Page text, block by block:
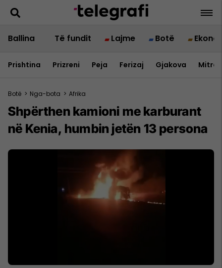
Ballina Të fundit Lajme Botë
Prishtina Prizreni Peja Ferizaj Gjakova
Botë > Nga-bota > Afrika
Shpërthen kamioni me karburant
në Kenia, humbin jetën 13 persona